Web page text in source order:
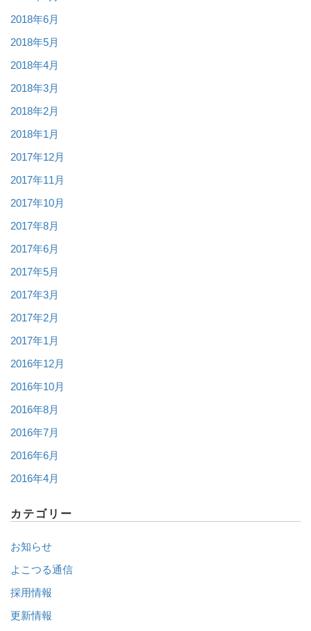
2018年6月
2018年5月
2018年4月
2018年3月
2018年2月
2018年1月
2017年12月
2017年11月
2017年10月
2017年8月
2017年6月
2017年5月
2017年3月
2017年2月
2017年1月
2016年12月
2016年10月
2016年8月
2016年7月
2016年6月
2016年4月
カテゴリー
お知らせ
よこつる通信
採用情報
更新情報